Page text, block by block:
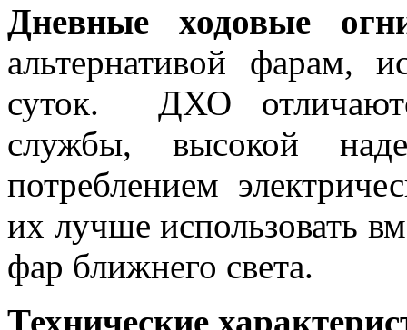
Дневные ходовые
альтернативой фарам,
суток. ДХО
службы, высокой
потреблением
их лучше использовать
фар ближнего света.
Технические